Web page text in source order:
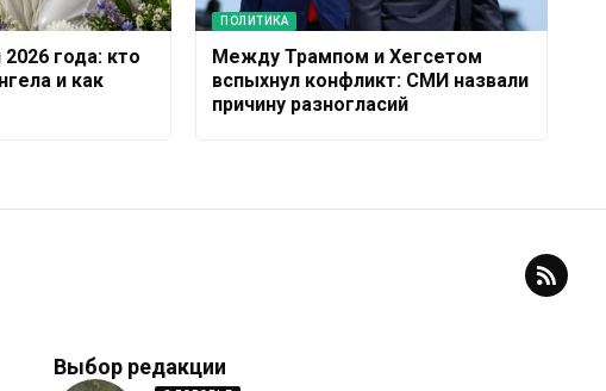
года: кто
и как
ПОЛИТИКА
Между Трампом и Хегсетом
вспыхнул конфликт: СМИ назвали
причину разногласий
Выбор редакции